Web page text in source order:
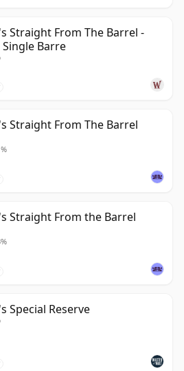
Straight From The Barrel -
Barre
Straight From The Barrel
Straight From the Barrel
Special Reserve